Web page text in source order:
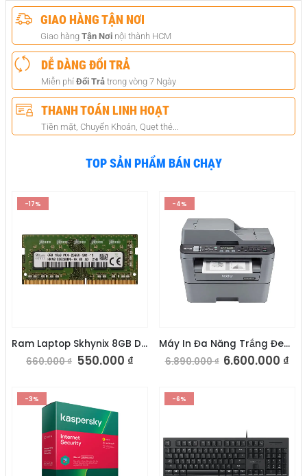
GIAO HÀNG TẬN NƠI
Giao hàng Tận Nơi nội thành HCM
DỄ DÀNG ĐỔI TRẢ
Miễn phí Đổi Trả trong vòng 7 Ngày
THANH TOÁN LINH HOẠT
Tiền mặt, Chuyển Khoản, Quẹt thẻ...
TOP SẢN PHẨM BÁN CHẠY
-17%
Ram Laptop Skhynix 8GB DDR4 2666V
660.000₫ 550.000 ₫
-4%
Máy In Đa Năng Trắng Đen Brother MFC-L2701DW
6.890.000₫ 6.600.000 ₫
-3% -6%